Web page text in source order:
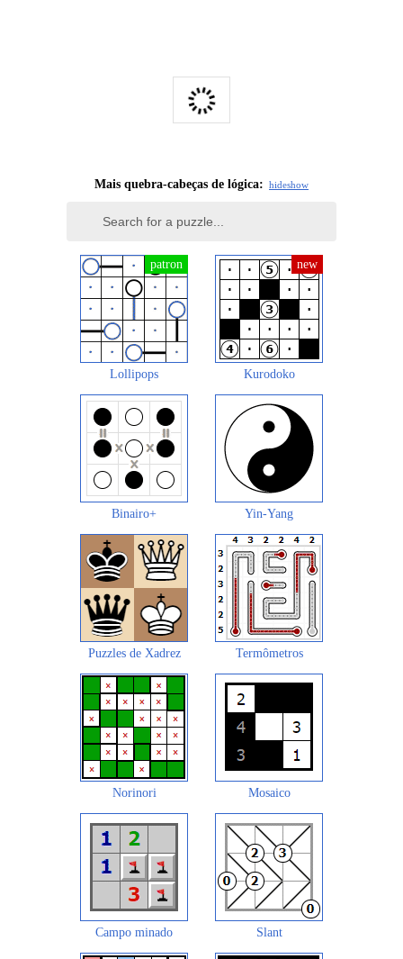
Mais quebra-cabeças de lógica: hideshow
Lollipops Kurodoko
Binairo+ Yin-Yang
Puzzles de Xadrez Termômetros
Norinori Mosaico
Campo minado Slant